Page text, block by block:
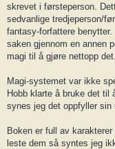
skrevet i førsteperson.
sedvanlige tredjeperson/
fantasy-forfattere
saken gjennom en annen
magi til å gjøre nettopp det.
Magi-systemet var ikke
Hobb klarte å bruke det til
synes jeg det oppfyller sin
Boken er full av
leste dem så syntes jeg